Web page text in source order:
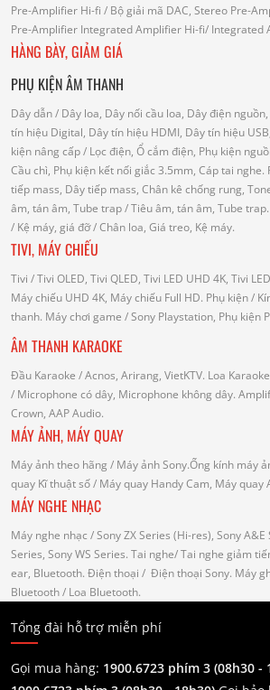
Pre-Amplifier Hi-fi / Bộ giải mã DAC, Stereo Pre-
Pre-Amplifier Integrated Amplifier Hi-fi/ Integrated
HÀNG BÀY, GIẢM GIÁ
PHỤ KIỆN ÂM THANH
Dây dẫn/ Dây loa, Dây nối cầu loa, Dây điện
tín hiệu Digital, Dây tín hiệu HDMI, Dây tín hiệu
kiện nâng cấp/ Lọc điện, Ổ cắm điện, Phụ kiện
Cầu chì, Phụ kiện kết nối giắc 3.5mm, Cáp tai nghe.
tiếp mass, Dây tiếp mass, Chân kê chống rung,
âm, tán âm, Tube trap/ Tiêu âm, tán âm, Tube trap.
/ Kệ máy, giá đỡ/ Chân loa, Giá treo, Kệ máy.
TIVI, MÁY CHIẾU
Tivi / Tivi OLED, Tivi QLED, Tivi LED UHD 4K, Tivi
Máy chiếu UHD 4K, Máy chiếu Full HD. Phụ kiện/
thanh. Máy chơi game / Sony Playstation, Phụ kiện
ÂM THANH KARAOKE
Đầu Karaoke / Acnos, Arirang, VietKTV. Loa Karaoke
/ Microphone có dây, Microphone không dây.
Crown, AAP Audio.
MÁY ẢNH, MÁY QUAY
Máy ảnh theo hãng / Máy ảnh Sony.Ống kính máy
quay Kĩ thuật số/ Máy quay Handy Cam, Máy quay
MÁY NGHE NHẠC
Máy nghe nhạc / Sony ZX Series (Hi-res), Sony A&E
Series, Sony WS Series. Tai nghe/ Tai nghe giảm
ear, Bluetooth. Điện thoại / Điện thoại Sony. Máy
Bluetooth/ Loa Bluetooth.
Tổng đài hỗ trợ miễn phí
Gọi mua hàng: 1900.6723 phím 3 (08h30 -